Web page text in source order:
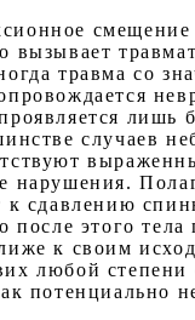
вызывает
травма со
лишь
случаев
нарушения.
к сдавлению
после этого тела
к своим
любой степени
потенциально